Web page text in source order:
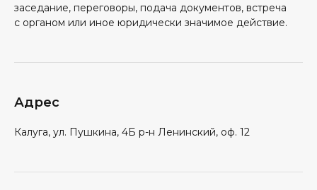
заседание, переговоры, подача документов, встреча
с органом или иное юридически значимое действие.
Адрес
Калуга, ул. Пушкина, 4Б р-н Ленинский, оф. 12